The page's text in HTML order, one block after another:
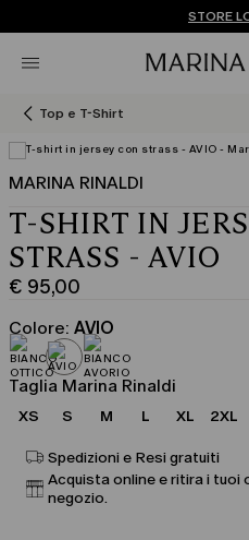
SPEDIZIONI E
Non hai un STORE
Top e T-Shirt
MARINA RINALDI
T-SHIRT IN
STRASS - AVIO
€ 95,00
Prezzo
corrente
€
95,00
Colore: AVIO
Taglia Marina Rinaldi
XS S M L XL 2XL
Spedizioni e Resi gratuiti
Acquista online e ritira i tuoi
negozio.